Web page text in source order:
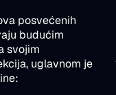
posvećenih
budućim
svojim
uglavnom je